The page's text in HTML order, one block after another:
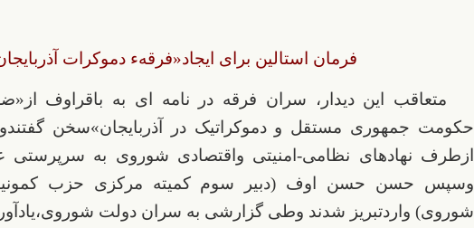
فرمان استالین برای ایجاد«فرقهء دموکرات
متعاقب این دیدار، سران فرقه در نامه ای به باقراوف
حکومت جمهوری مستقل و دموکراتیک در آذربایجان»سخن
ازطرف نهادهای نظامی-امنیتی واقتصادی شوروی به سرپرستی
وسپس حسن حسن اوف (دبیر سوم کمیته مرکزی حزب
شوروی) واردتبریز شدند وطی گزارشی به سران دولت